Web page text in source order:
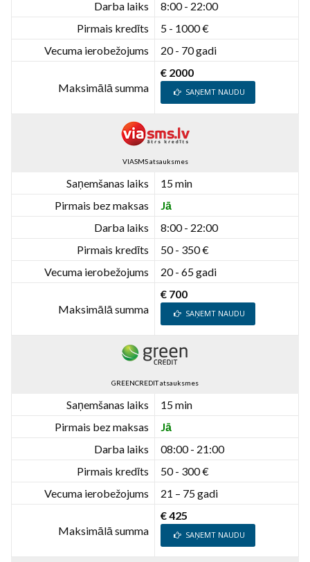
Darba laiks
8:00 - 22:00
Pirmais kredīts
5 - 1000 €
Vecuma ierobežojums
20 - 70 gadi
Maksimālā summa
€ 2000
SAŅEMT NAUDU
VIASMS atsauksmes
Saņemšanas laiks
15 min
Pirmais bez maksas
Jā
Darba laiks
8:00 - 22:00
Pirmais kredīts
50 - 350 €
Vecuma ierobežojums
20 - 65 gadi
Maksimālā summa
€ 700
SAŅEMT NAUDU
GREENCREDIT atsauksmes
Saņemšanas laiks
15 min
Pirmais bez maksas
Jā
Darba laiks
08:00 - 21:00
Pirmais kredīts
50 - 300 €
Vecuma ierobežojums
21 – 75 gadi
Maksimālā summa
€ 425
SAŅEMT NAUDU